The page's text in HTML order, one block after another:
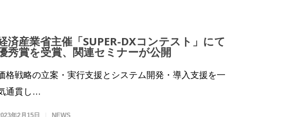
済産業省主催「SUPER-DXコンテスト」にて
秀賞を受賞、関連セミナーが公開
格戦略の立案・実行支援とシステム開発・導入支援を一
通貫し…
年2月15日 NEWS